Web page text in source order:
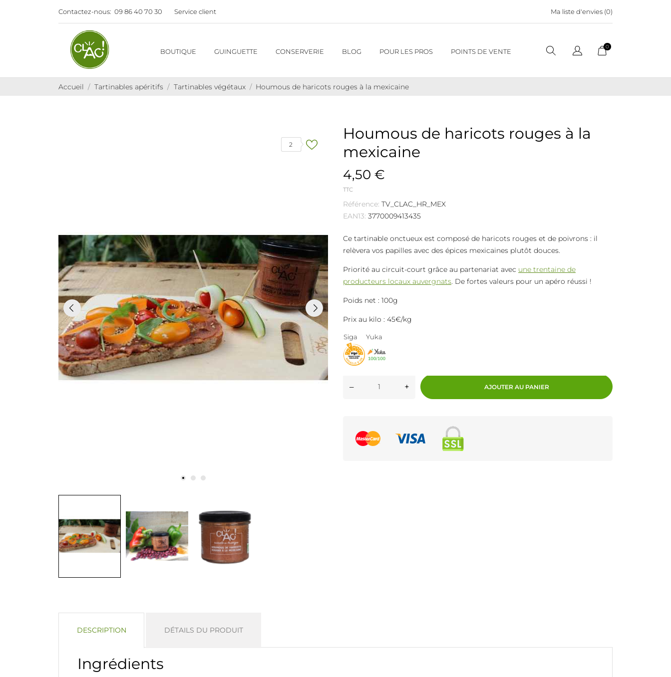
Contactez-nous: 09 86 40 70 30 Service client Ma liste d'envies (0)
BOUTIQUE GUINGUETTE CONSERVERIE BLOG POUR LES PROS POINTS DE VENTE
0
Accueil Tartinables apéritifs Tartinables végétaux Houmous de haricots rouges à la mexicaine
2
Houmous de haricots rouges à la
mexicaine
4,50 €
TTC
Référence: TV_CLAC_HR_MEX
EAN13: 3770009413435
Ce tartinable onctueux est composé de haricots rouges et de poivrons : il
relèvera vos papilles avec des épices mexicaines plutôt douces.
Priorité au circuit-court grâce au partenariat avec une trentaine de
producteurs locaux auvergnats. De fortes valeurs pour un apéro réussi !
Poids net : 100g
Prix au kilo : 45€/kg
Siga Yuka
– + AJOUTER AU PANIER
DESCRIPTION DÉTAILS DU PRODUIT
Ingrédients